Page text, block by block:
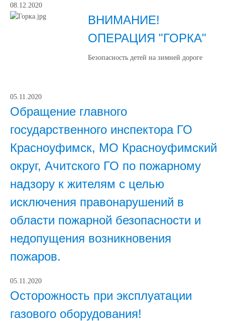
08.12.2020
ВНИМАНИЕ!
ОПЕРАЦИЯ "ГОРКА"
Безопасность детей на зимней дороге
05.11.2020
Обращение главного
государственного инспектора ГО
Красноуфимск, МО Красноуфимский
округ, Ачитского ГО по пожарному
надзору к жителям с целью
исключения правонарушений в
области пожарной безопасности и
недопущения возникновения
пожаров.
05.11.2020
Осторожность при эксплуатации
газового оборудования!